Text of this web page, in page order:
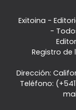
Exitoina -
-
Registro
Dirección:
Teléfono: